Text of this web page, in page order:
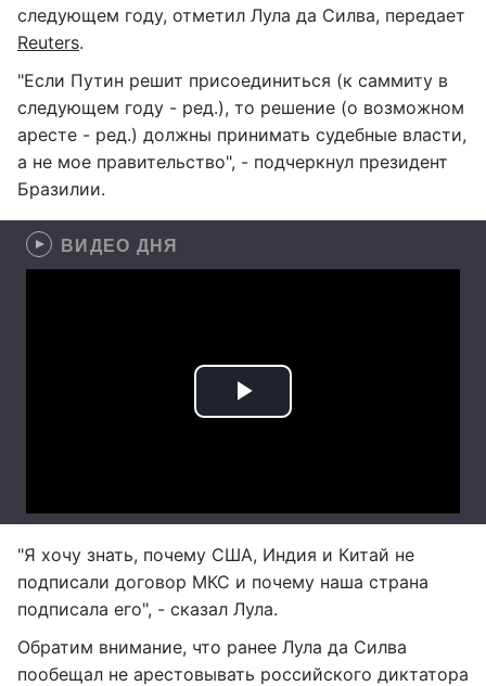
следующем году, отметил Лула да Силва, передает
Reuters.
"Если Путин решит присоединиться (к саммиту в
следующем году - ред.), то решение (о возможном
аресте - ред.) должны принимать судебные власти,
а не мое правительство", - подчеркнул президент
Бразилии.
ВИДЕО ДНЯ
"Я хочу знать, почему США, Индия и Китай не
подписали договор МКС и почему наша страна
подписала его", - сказал Лула.
Обратим внимание, что ранее Лула да Силва
пообещал не арестовывать российского диктатора